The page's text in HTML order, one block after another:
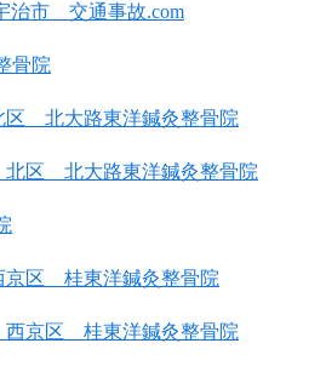
治市 交通事故.com
骨院
北大路東洋鍼灸整骨院
区 北大路東洋鍼灸整骨院
区 桂東洋鍼灸整骨院
京区 桂東洋鍼灸整骨院